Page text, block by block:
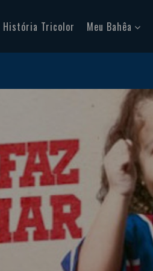
História Tricolor Meu Bahêa